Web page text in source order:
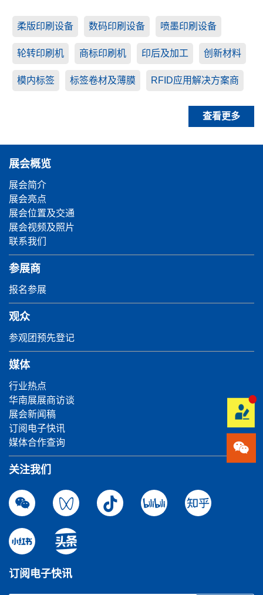
柔版印刷设备 数码印刷设备 喷墨印刷设备
轮转印刷机 商标印刷机 印后及加工 创新材料
模内标签 标签卷材及薄膜 RFID应用解决方案商
查看更多
展会概览
展会简介
展会亮点
展会位置及交通
展会视频及照片
联系我们
参展商
报名参展
观众
参观团预先登记
媒体
行业热点
华南展展商访谈
展会新闻稿
订阅电子快讯
媒体合作查询
关注我们
订阅电子快讯